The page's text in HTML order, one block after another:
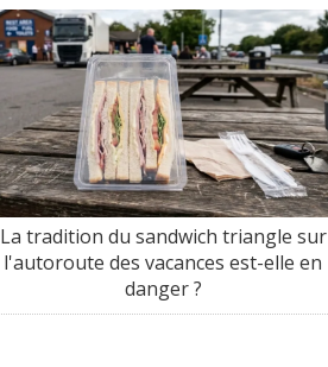
La tradition du sandwich triangle sur
l'autoroute des vacances est-elle en
danger ?